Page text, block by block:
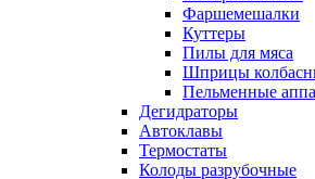
Фаршемешалки
Куттеры
Пилы для мяса
Шприцы
Пельменные
Дегидраторы
Автоклавы
Термостаты
Колоды разрубочные